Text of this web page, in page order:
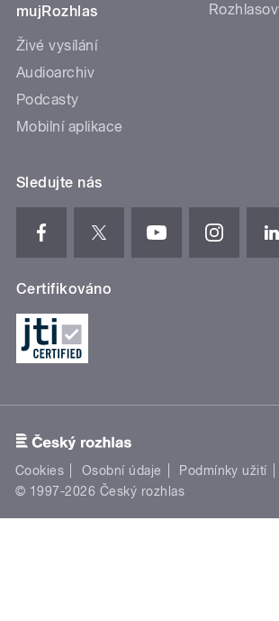
mujRozhlas
Živé vysílání
Audioarchiv
Podcasty
Mobilní aplikace
Sledujte nás
Certifikováno
Cookies Osobní údaje Podmínky užití
© 1997-2026 Český rozhlas